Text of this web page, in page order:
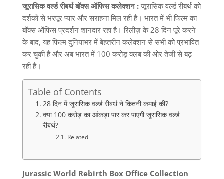
जूरासिक वर्ल्ड रीबर्थ बॉक्स ऑफिस कलेक्शन :जूरासिक वर्ल्ड रीबर्थ को
दर्शकों से भरपूर प्यार और सराहना मिल रही है। भारत में भी फिल्म का
बॉक्स ऑफिस प्रदर्शन शानदार रहा है। रिलीज़ के28 दिन पूरे करने
के बाद, यह फिल्म दुनियाभर में बेहतरीन कलेक्शन से सभी को प्रभावित
कर चुकी है और अब भारत में100 करोड़ क्लब की ओर तेजी से बढ़
रही है।
Table of Contents
28 दिन में जूरासिक वर्ल्ड रीबर्थ ने कितनी कमाई की?
क्या 100 करोड़ का आंकड़ा पार कर पाएगी जूरासिक वर्ल्ड
रीबर्थ?
Related
Jurassic World Rebirth Box Office Collection